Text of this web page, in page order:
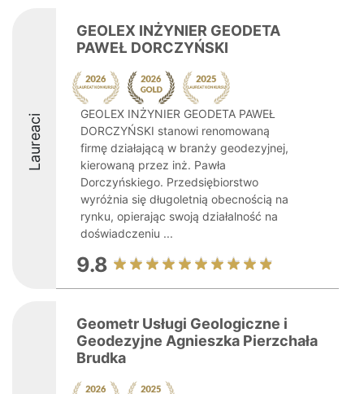
Laureaci
GEOLEX INŻYNIER GEODETA
PAWEŁ DORCZYŃSKI
GEOLEX INŻYNIER GEODETA PAWEŁ
DORCZYŃSKI stanowi renomowaną
firmę działającą w branży geodezyjnej,
kierowaną przez inż. Pawła
Dorczyńskiego. Przedsiębiorstwo
wyróżnia się długoletnią obecnością na
rynku, opierając swoją działalność na
doświadczeniu ...
9.8
Geometr Usługi Geologiczne i
Geodezyjne Agnieszka Pierzchała
Brudka